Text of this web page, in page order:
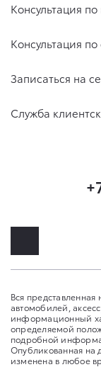
Консультация
Консультация
Записаться на
Служба
Вся
автомобилей,
информационный
определяемой
подробной
Опубликованная
изменена в любое